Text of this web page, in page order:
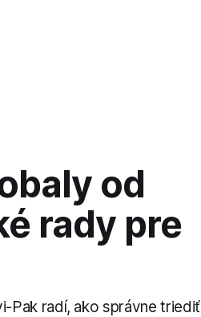
od
rady pre
Pak radí, ako správne triediť